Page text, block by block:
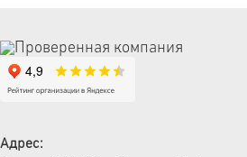
Адрес: